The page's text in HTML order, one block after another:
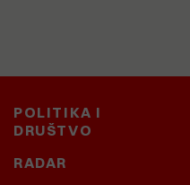
POLITIKA I
DRUŠTVO
RADAR